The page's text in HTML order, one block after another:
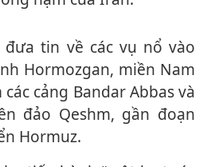
Hormozgan, miền Nam
cảng Bandar Abbas và
đảo Qeshm, gần đoạn
Hormuz.